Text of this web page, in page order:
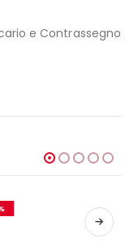
e Contrassegno